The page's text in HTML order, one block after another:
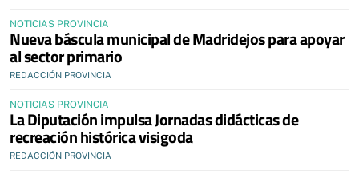
NOTICIAS PROVINCIA
Nueva báscula municipal de Madridejos para apoyar
al sector primario
REDACCIÓN PROVINCIA
NOTICIAS PROVINCIA
La Diputación impulsa Jornadas didácticas de
recreación histórica visigoda
REDACCIÓN PROVINCIA